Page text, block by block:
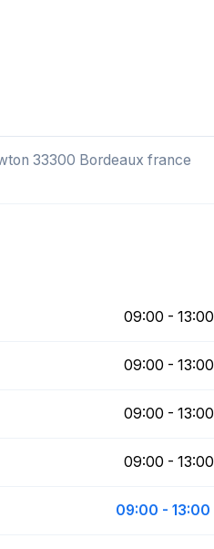
33300 Bordeaux france
09:00 - 13:00
09:00 - 13:00
09:00 - 13:00
09:00 - 13:00
09:00 - 13:00